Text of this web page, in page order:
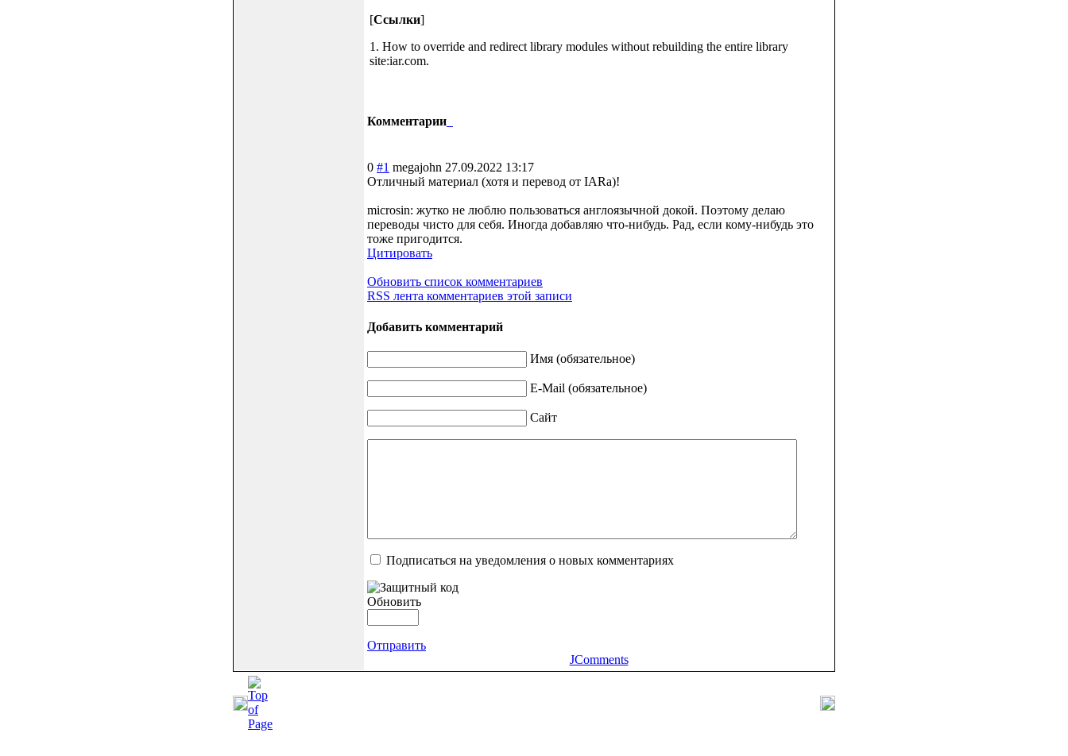
[Ссылки]
1. How to override and redirect library modules without rebuilding the entire library
site:iar.com.
Комментарии
0 #1 megajohn 27.09.2022 13:17
Отличный материал (хотя и перевод от IARa)!
microsin: жутко не люблю пользоваться англоязычной докой. Поэтому делаю
переводы чисто для себя. Иногда добавляю что-нибудь. Рад, если кому-нибудь это
тоже пригодится.
Цитировать
Обновить список комментариев
RSS лента комментариев этой записи
Добавить комментарий
Имя (обязательное)
E-Mail (обязательное)
Сайт
Подписаться на уведомления о новых комментариях
Обновить
Отправить
JComments